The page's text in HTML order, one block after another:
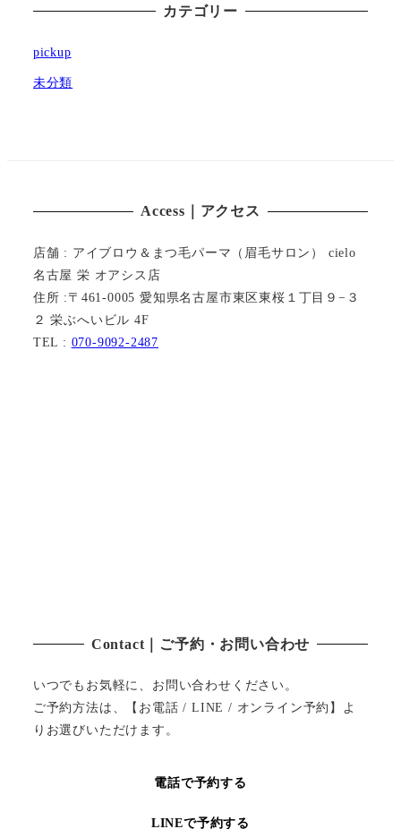
カテゴリー
pickup
未分類
Access｜アクセス
店舗 : アイブロウ＆まつ毛パーマ（眉毛サロン） cielo
名古屋 栄 オアシス店
住所 :〒461-0005 愛知県名古屋市東区東桜１丁目９−３
２ 栄ぶへいビル 4F
TEL : 070-9092-2487
Contact｜ご予約・お問い合わせ
いつでもお気軽に、お問い合わせください。
ご予約方法は、【お電話 / LINE / オンライン予約】よ
りお選びいただけます。
電話で予約する
LINEで予約する